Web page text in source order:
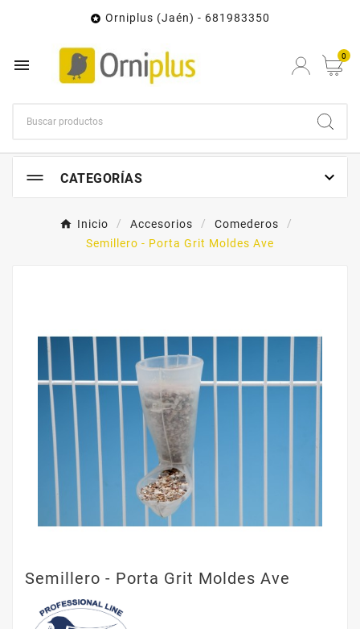
 Orniplus (Jaén) - 681983350
 0
CATEGORÍAS 
Inicio Accesorios
Comederos
Semillero - Porta Grit Moldes Ave
Semillero - Porta Grit Moldes Ave